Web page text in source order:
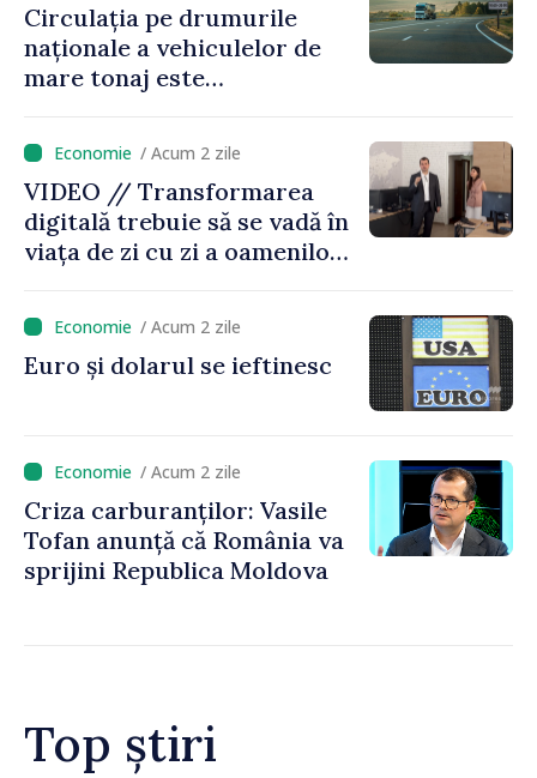
Circulația pe drumurile
naționale a vehiculelor de
mare tonaj este
caniculă
/ Acum 2 zile
VIDEO // Transformarea
digitală trebuie să se vadă în
viața de zi cu zi a oamenilor
funcționează economia:
premierul Vasile Tofan, în
vizită la AGE
/ Acum 2 zile
Euro și dolarul se ieftinesc
/ Acum 2 zile
Criza carburanților: Vasile
Tofan anunță că România va
sprijini Republica Moldova
Top știri